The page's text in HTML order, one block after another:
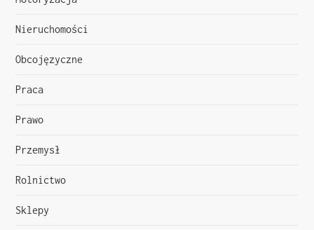
Nieruchomości
Obcojęzyczne
Praca
Prawo
Przemysł
Rolnictwo
Sklepy